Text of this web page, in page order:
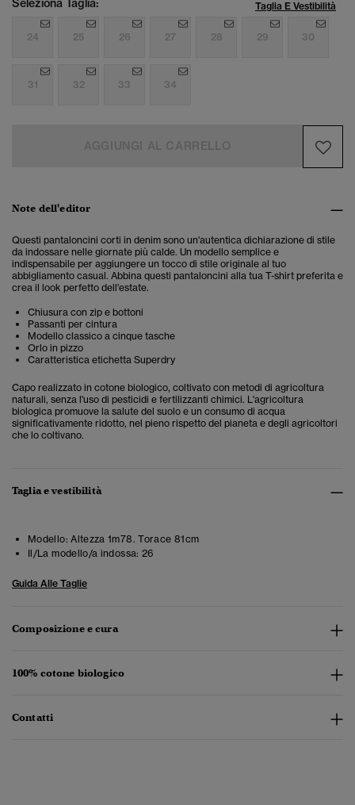
Seleziona Taglia: Taglia E Vestibilità
24 25 26 27 28 29 30
31 32 33 34
Note dell'editor
Questi pantaloncini corti in denim sono un'autentica dichiarazione di stile
da indossare nelle giornate più calde. Un modello semplice e
indispensabile per aggiungere un tocco di stile originale al tuo
abbigliamento casual. Abbina questi pantaloncini alla tua T-shirt preferita e
crea il look perfetto dell'estate.
Chiusura con zip e bottoni
Passanti per cintura
Modello classico a cinque tasche
Orlo in pizzo
Caratteristica etichetta Superdry
Capo realizzato in cotone biologico, coltivato con metodi di agricoltura
naturali, senza l'uso di pesticidi e fertilizzanti chimici. L'agricoltura
biologica promuove la salute del suolo e un consumo di acqua
significativamente ridotto, nel pieno rispetto del pianeta e degli agricoltori
che lo coltivano.
Taglia e vestibilità
Modello: Altezza 1m78. Torace 81cm
Il/La modello/a indossa: 26
Guida Alle Taglie
Composizione e cura
100% cotone biologico
Contatti